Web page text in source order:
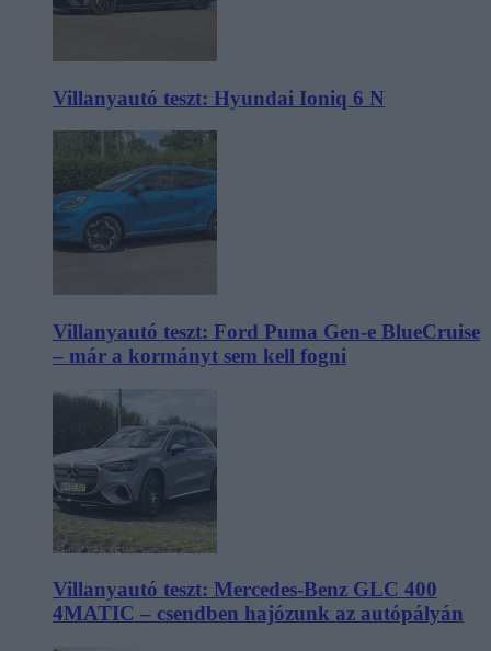
Villanyautó teszt: Hyundai Ioniq 6 N
Villanyautó teszt: Ford Puma Gen-e BlueCruise
– már a kormányt sem kell fogni
Villanyautó teszt: Mercedes-Benz GLC 400
4MATIC – csendben hajózunk az autópályán